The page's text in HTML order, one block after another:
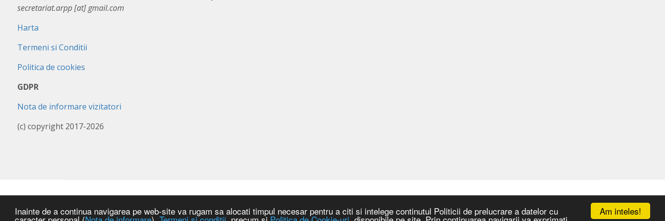
Am inteles!
Inainte de a continua navigarea pe web-site va rugam sa alocati timpul necesar pentru a citi si intelege continutul Politicii de prelucrare a datelor cu
secretariat.arpp [at] gmail.com
Harta
Termeni si Conditii
Politica de cookies
GDPR
Nota de informare vizitatori
(c) copyright 2017-2026